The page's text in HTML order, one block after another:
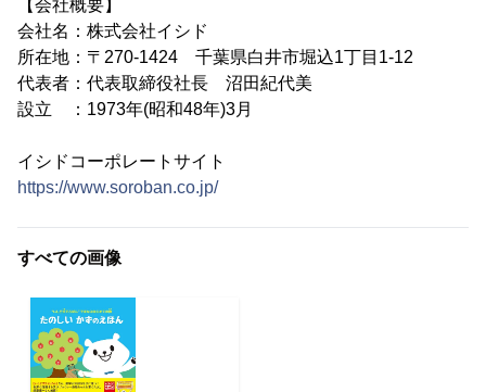
【会社概要】
会社名：株式会社イシド
所在地：〒270-1424 千葉県白井市堀込1丁目1-12
代表者：代表取締役社長 沼田紀代美
設立 ：1973年(昭和48年)3月
イシドコーポレートサイト
https://www.soroban.co.jp/
すべての画像